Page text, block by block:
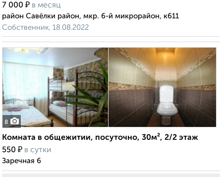
7 000 ₽ в месяц
район Савёлки район, мкр. 6-й микрорайон, к611
Собственник, 18.08.2022
8
Комната в общежитии, посуточно, 30м², 2/2 этаж
550 ₽ в сутки
Заречная 6